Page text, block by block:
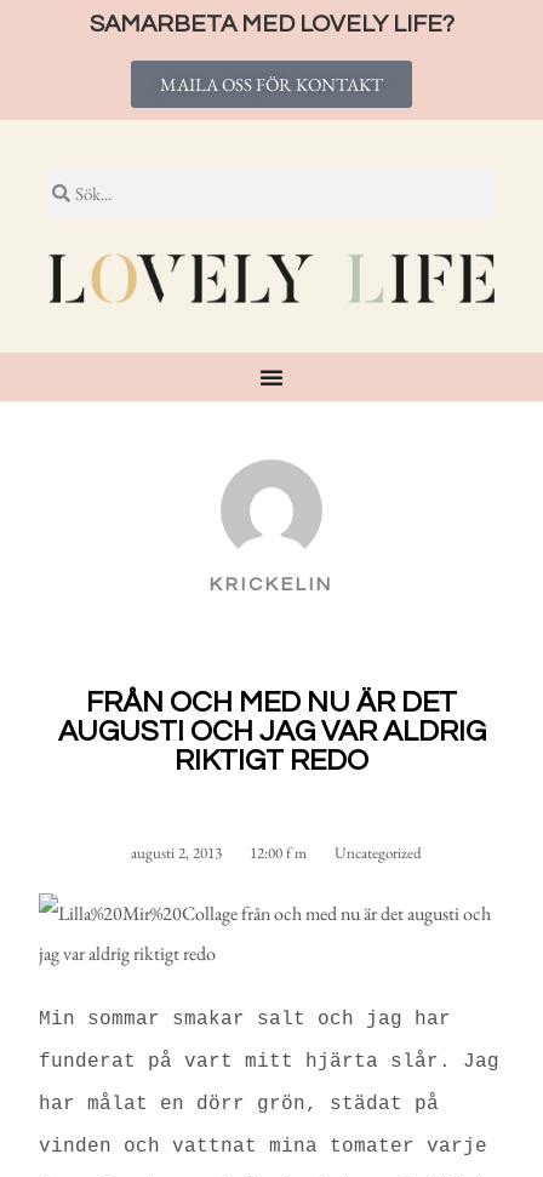
SAMARBETA MED LOVELY LIFE?
MAILA OSS FÖR KONTAKT
KRICKELIN
FRÅN OCH MED NU ÄR DET
AUGUSTI OCH JAG VAR ALDRIG
RIKTIGT REDO
augusti 2, 2013 12:00 f m Uncategorized
Min sommar smakar salt och jag har
funderat på vart mitt hjärta slår. Jag
har målat en dörr grön, städat på
vinden och vattnat mina tomater varje